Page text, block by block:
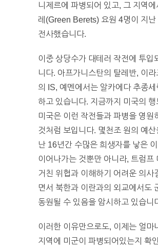
니제르에 파병되어 있고, 그 지역에
레(Green Berets) 요원 4명이 지난
전사했습니다.
이중 상당수가 대테러 작전에 투입
니다. 아프가니스탄의 탈레반, 이
의 IS, 예멘에서는 알카에다 추종세
하고 있습니다. 지금까지 미국의 행
미국은 이런 작전들과 파병을 영원
것처럼 보입니다. 몇천조 원의 예산
난 16년간 수많은 희생자를 낳은
이어나가는 것뿐만 아니라, 트럼프
거친 위협과 이해하기 어려운 의사
면서 북한과 이란과의 외교에서도
동원될 수 있음을 암시하고 있습니
이러한 이유만으로도, 이제는 얼마
지역에 미군이 파병되어있는지 확